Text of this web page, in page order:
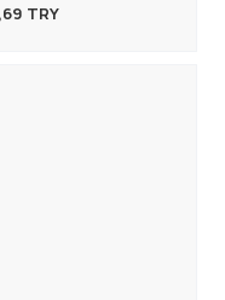
TRY